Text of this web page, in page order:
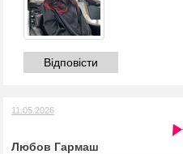
Відповісти
11.05.2026
Любов Гармаш